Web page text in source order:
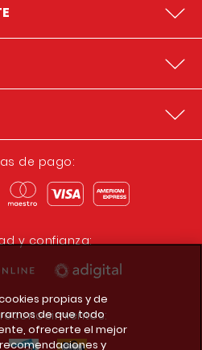
de pago:
y confianza:
cookies propias y de
de que todo
ofrecerte el mejor
y